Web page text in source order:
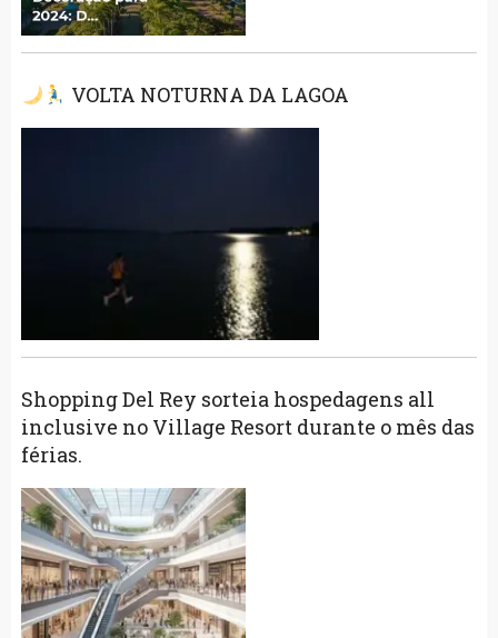
VOLTA NOTURNA DA LAGOA
Shopping Del Rey sorteia hospedagens all
inclusive no Village Resort durante o mês das
férias.